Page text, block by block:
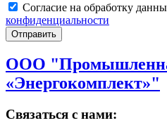
Согласие на обработку
конфиденциальности
Отправить
ООО
«Энергокомплект»"
Связаться с нами: